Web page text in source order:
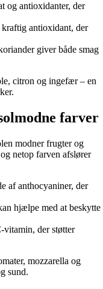
og antioxidanter, der
antioxidant, der
giver både smag
citron og ingefær – en
farver
modner frugter og
netop farven afslører
af anthocyaniner, der
hjælpe med at beskytte
vitamin, der støtter
mozzarella og
sund.